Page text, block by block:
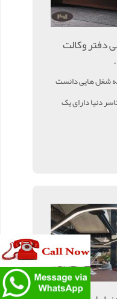
دفتر وکالت
شغل هایی دانست
دنیا دارای یک